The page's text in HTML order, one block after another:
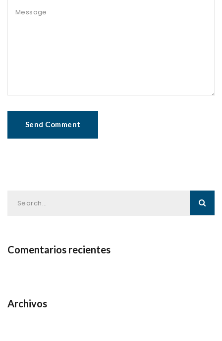
Comentarios recientes
Archivos